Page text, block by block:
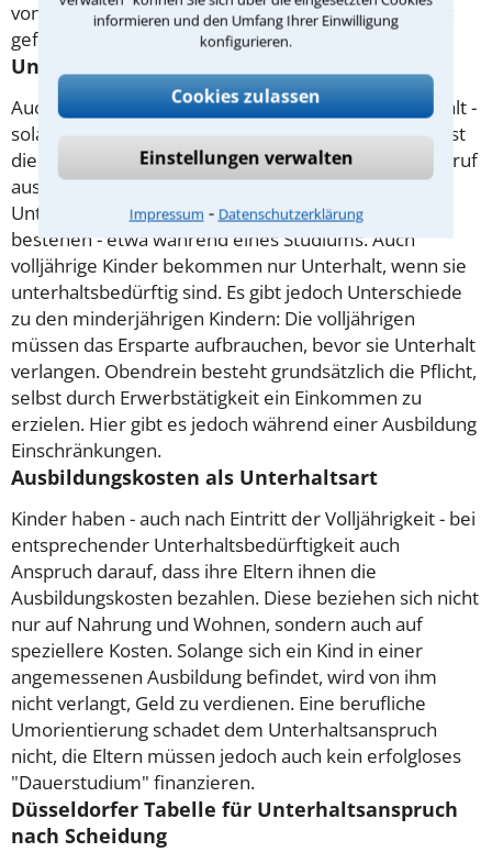
informieren und den Umfang Ihrer Einwilligung
konfigurieren.
Cookies zulassen
Einstellungen verwalten
Impressum ⁃ Datenschutzerklärung
von vorhandenem Vermögen wird nur solange nicht
gefordert, wie die Eltern Unterhalt zahlen können.
Unterhalt für volljährige Kinder
Auch volljährige Kinder haben Anspruch auf Unterhalt -
solange sie ihre Erstausbildung durchlaufen. Damit ist
die Ausbildung gemeint, die es ermöglicht, einen Beruf
auszuüben - also nicht die Schule. Ein
Unterhaltsanspruch kann auch für geraume Zeit
bestehen - etwa während eines Studiums. Auch
volljährige Kinder bekommen nur Unterhalt, wenn sie
unterhaltsbedürftig sind. Es gibt jedoch Unterschiede
zu den minderjährigen Kindern: Die volljährigen
müssen das Ersparte aufbrauchen, bevor sie Unterhalt
verlangen. Obendrein besteht grundsätzlich die Pflicht,
selbst durch Erwerbstätigkeit ein Einkommen zu
erzielen. Hier gibt es jedoch während einer Ausbildung
Einschränkungen.
Ausbildungskosten als Unterhaltsart
Kinder haben - auch nach Eintritt der Volljährigkeit - bei
entsprechender Unterhaltsbedürftigkeit auch
Anspruch darauf, dass ihre Eltern ihnen die
Ausbildungskosten bezahlen. Diese beziehen sich nicht
nur auf Nahrung und Wohnen, sondern auch auf
speziellere Kosten. Solange sich ein Kind in einer
angemessenen Ausbildung befindet, wird von ihm
nicht verlangt, Geld zu verdienen. Eine berufliche
Umorientierung schadet dem Unterhaltsanspruch
nicht, die Eltern müssen jedoch auch kein erfolgloses
"Dauerstudium" finanzieren.
Düsseldorfer Tabelle für Unterhaltsanspruch
nach Scheidung